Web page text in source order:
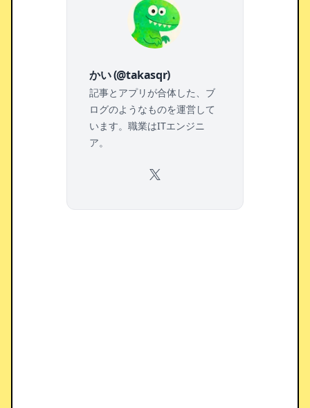
かい (@takasqr)
記事とアプリが合体した、ブ
ログのようなものを運営して
います。職業はITエンジニ
ア。
X